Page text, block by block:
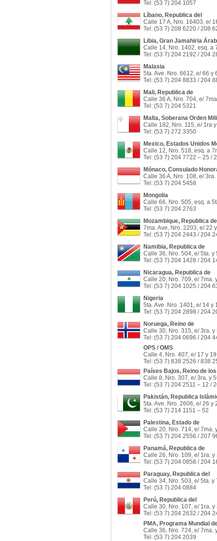
Tel: (53 7) 204 1057
Líbano, Republica del
Calle 17 A, Nro. 16403, e/
Tel: (53 7) 208 6220 / 208
Libia, Gran Jamahiria
Calle 14, Nro. 1402, esq. a
Tel: (53 7) 204 2192 / 204
Malasia
5ta. Ave. Nro. 6612, e/ 66 y
Tel: (53 7) 204 8833 / 204
Mali, Republica de
Calle 36 A, Nro. 704, e/
Tel: (53 7) 204 5321
Malta, Soberana Orden
Calle 182, Nro. 115, e/ 1ra
Tel: (53 7) 272 3350
Mexico, Estados Unidos
Calle 12, Nro. 518, esq. a
Tel: (53 7) 204 7722 – 25 /
Mónaco, Consulado
Calle 36 A, Nro. 108, e/
Tel: (53 7) 204 5458
Mongolia
Calle 66, Nro. 505, esq. a
Tel: (53 7) 204 2763
Mozambique, Republica de
7ma. Ave, Nro. 2203, e/ 22
Tel: (53 7) 204 2443 / 204
Namibia, Republica de
Calle 36, Nro. 504, e/ 5ta. y
Tel: (53 7) 204 1428 / 204
Nicaragua, Republica de
Calle 20, Nro. 709, e/ 7ma.
Tel: (53 7) 204 1025 / 204
Nigeria
5ta. Ave. Nro. 1401, e/ 14 y
Tel: (53 7) 204 2898 / 204
Noruega, Reino de
Calle 30, Nro. 315, e/ 3ra. y
Tel: (53 7) 204 0696 / 204
OPS / OMS
Calle 4, Nro. 407, e/ 17 y
Tel: (53 7) 838 2526 / 838
Países Bajos, Reino de los
Calle 8, Nro. 307, e/ 3ra. y
Tel: (53 7) 204 2511 – 12 /
Pakistán, Republica
5ta. Ave. Nro. 2606, e/ 26 y
Tel: (53 7) 214 1151 – 52
Palestina, Estado de
Calle 20, Nro. 714, e/ 7ma.
Tel: (53 7) 204 2556 / 207
Panamá, Republica de
Calle 26, Nro. 109, e/ 1ra. y
Tel: (53 7) 204 0858 / 204
Paraguay, Republica del
Calle 34, Nro. 503, e/ 5ta. y
Tel: (53 7) 204 0884
Perú, Republica del
Calle 30, Nro. 107, e/ 1ra. y
Tel: (53 7) 204 2632 / 204
PMA, Programa Mundial
Calle 36, Nro. 724, e/ 7ma.
Tel: (53 7) 204 2039